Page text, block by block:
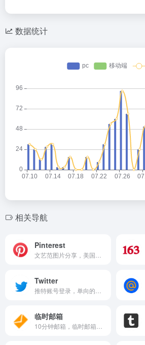
数据统计
相关导航
Pinterest
Twitter
临时邮箱